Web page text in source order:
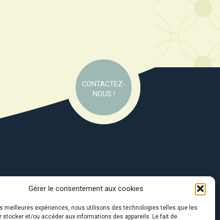
Gérer le consentement aux cookies
meilleures expériences, nous utilisons des technologies telles que les
stocker et/ou accéder aux informations des appareils. Le fait de
CONTACTEZ-
NOUS !
soutien de :